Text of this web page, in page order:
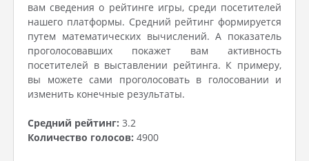
вам сведения о рейтинге игры, среди посетителей
нашего платформы. Средний рейтинг формируется
путем математических вычислений. А показатель
проголосовавших покажет вам активность
посетителей в выставлении рейтинга. К примеру,
вы можете сами проголосовать в голосовании и
изменить конечные результаты.
Средний рейтинг: 3.2
Количество голосов: 4900